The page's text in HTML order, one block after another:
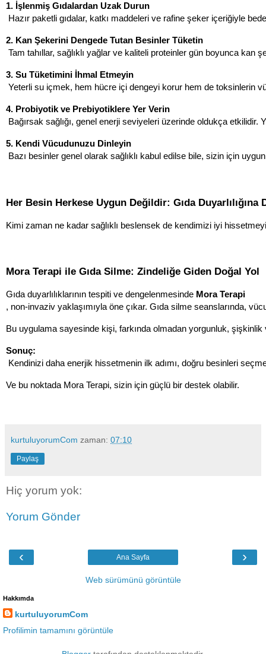
1. İşlenmiş Gıdalardan Uzak Durun
Hazır paketli gıdalar, katkı maddeleri ve rafine şeker içeriğiyle
2. Kan Şekerini Dengede Tutan Besinler Tüketin
Tam tahıllar, sağlıklı yağlar ve kaliteli proteinler gün boyunca
3. Su Tüketimini İhmal Etmeyin
Yeterli su içmek, hem hücre içi dengeyi korur hem de toksinlerin
4. Probiyotik ve Prebiyotiklere Yer Verin
Bağırsak sağlığı, genel enerji seviyeleri üzerinde oldukça
5. Kendi Vücudunuzu Dinleyin
Bazı besinler genel olarak sağlıklı kabul edilse bile, sizin için
Her Besin Herkese Uygun Değildir: Gıda Duyarlılığına
Kimi zaman ne kadar sağlıklı beslensek de kendimizi iyi
Mora Terapi ile Gıda Silme: Zindeliğe Giden Doğal Yol
Gıda duyarlılıklarının tespiti ve dengelenmesinde Mora Terapi
, non-invaziv yaklaşımıyla öne çıkar. Gıda silme seanslarında,
Bu uygulama sayesinde kişi, farkında olmadan yorgunluk, şişkinlik
Sonuç:
Kendinizi daha enerjik hissetmenin ilk adımı, doğru besinleri
Ve bu noktada Mora Terapi, sizin için güçlü bir destek olabilir.
kurtuluyorumCom zaman: 07:10
Paylaş
Hiç yorum yok:
Yorum Gönder
‹ ›
Ana Sayfa
Web sürümünü görüntüle
Hakkımda
kurtuluyorumCom
Profilimin tamamını görüntüle